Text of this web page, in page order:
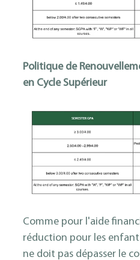
Politique de
en Cycle Supérieur
Comme pour l'aide
réduction pour les
ne doit pas dépasser le